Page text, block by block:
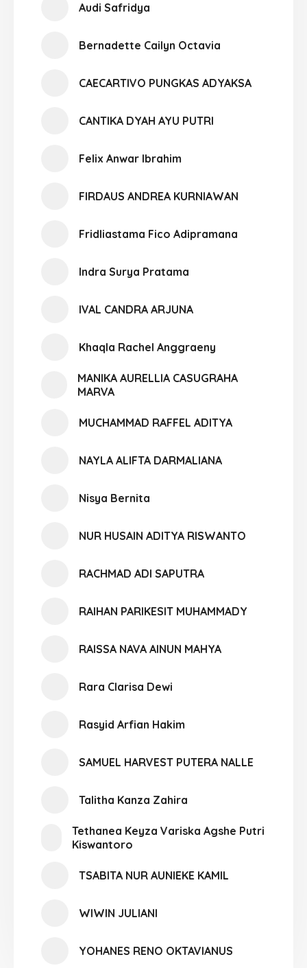
Audi Safridya
Bernadette Cailyn Octavia
CAECARTIVO PUNGKAS ADYAKSA
CANTIKA DYAH AYU PUTRI
Felix Anwar Ibrahim
FIRDAUS ANDREA KURNIAWAN
Fridliastama Fico Adipramana
Indra Surya Pratama
IVAL CANDRA ARJUNA
Khaqla Rachel Anggraeny
MANIKA AURELLIA CASUGRAHA
MARVA
MUCHAMMAD RAFFEL ADITYA
NAYLA ALIFTA DARMALIANA
Nisya Bernita
NUR HUSAIN ADITYA RISWANTO
RACHMAD ADI SAPUTRA
RAIHAN PARIKESIT MUHAMMADY
RAISSA NAVA AINUN MAHYA
Rara Clarisa Dewi
Rasyid Arfian Hakim
SAMUEL HARVEST PUTERA NALLE
Talitha Kanza Zahira
Tethanea Keyza Variska Agshe Putri
Kiswantoro
TSABITA NUR AUNIEKE KAMIL
WIWIN JULIANI
YOHANES RENO OKTAVIANUS